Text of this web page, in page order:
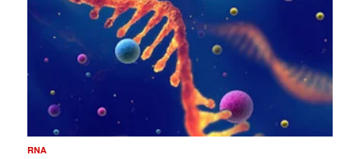
RNA